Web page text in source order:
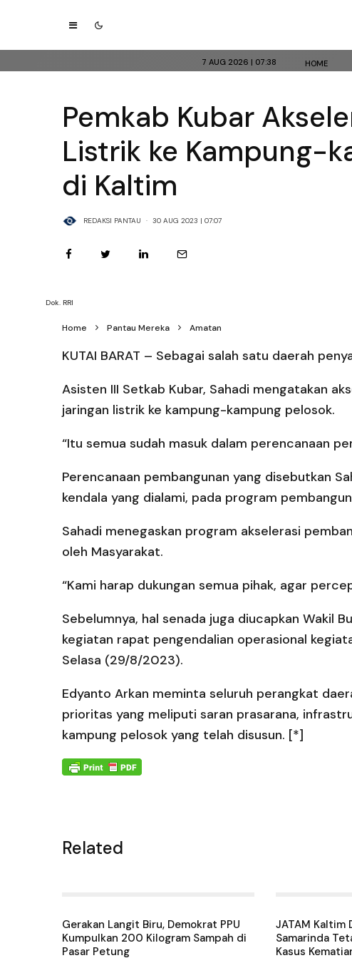
7 AUG 2026 | 07:38 HOME
Pemkab Kubar
Listrik ke Kampung-
di Kaltim
REDAKSI PANTAU · 30 AUG 2023 | 07:07
Dok. RRI
Home Pantau Mereka Amatan
KUTAI BARAT – Sebagai salah satu daerah
Asisten III Setkab Kubar, Sahadi mengatakan
jaringan listrik ke kampung-kampung pelosok.
“Itu semua sudah masuk dalam perencanaan
Perencanaan pembangunan yang disebutkan
kendala yang dialami, pada program
Sahadi menegaskan program akselerasi
oleh Masyarakat.
“Kami harap dukungan semua pihak, agar
Sebelumnya, hal senada juga diucapkan Wakil
kegiatan rapat pengendalian operasional
Selasa (29/8/2023).
Edyanto Arkan meminta seluruh perangkat
prioritas yang meliputi saran prasarana,
kampung pelosok yang telah disusun. [*]
Related
Gerakan Langit Biru, Demokrat PPU
Kumpulkan 200 Kilogram Sampah di
Pasar Petung
JATAM Kaltim
Samarinda
Kasus